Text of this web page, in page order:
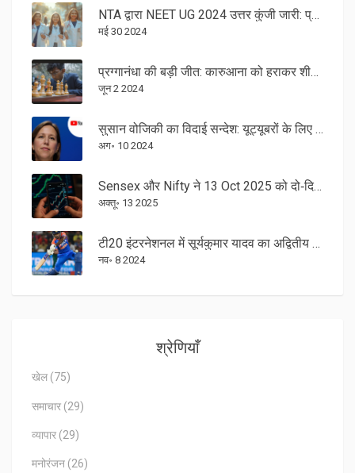
NTA द्वारा NEET UG 2024 उत्तर कुंजी जारी: प्रोविजनल उत्तर कुंजी कैसे डाउनलोड करें
मई 30 2024
प्रग्गानंधा की बड़ी जीत: कारुआना को हराकर शीर्ष दस में पहुंचे
जून 2 2024
सुसान वोजिकी का विदाई सन्देश: यूट्यूबरों के लिए उनके अंतिम शब्द
अग॰ 10 2024
Sensex और Nifty ने 13 Oct 2025 को दो‑दिन की जीत को तोड़ते हुए लाल रंग में बंद
अक्तू॰ 13 2025
टी20 इंटरनेशनल में सूर्यकुमार यादव का अद्वितीय कारनामा: निकोलस पूरन को पछाड़कर तीसरे स्थान पर पहुंचे
नव॰ 8 2024
श्रेणियाँ
खेल (75)
समाचार (29)
व्यापार (29)
मनोरंजन (26)